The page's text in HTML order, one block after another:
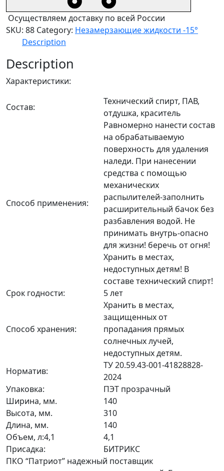
Осуществляем доставку по всей России
SKU: 88 Category: Незамерзающие жидкости -15°
Description
Description
Характеристики:
Состав:
Технический спирт, ПАВ,
отдушка, краситель
Способ применения:
Равномерно нанести состав
на обрабатываемую
поверхность для удаления
наледи. При нанесении
средства с помощью
механических
распылителей-заполнить
расширительный бачок без
разбавления водой. Не
принимать внутрь-опасно
для жизни! беречь от огня!
Хранить в местах,
недоступных детям! В
составе технический спирт!
Срок годности:
5 лет
Способ хранения:
Хранить в местах,
защищенных от
пропадания прямых
солнечных лучей,
недоступных детям.
Норматив:
ТУ 20.59.43-001-41828828-
2024
Упаковка:
ПЭТ прозрачный
Ширина, мм.
140
Высота, мм.
310
Длина, мм.
140
Объем, л:4,1
4,1
Присадка:
БИТРИКС
ПКО “Патриот” надежный поставщик